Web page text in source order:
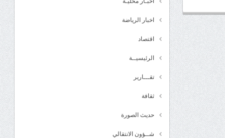
اخبار الرياضة
اقتصاد
الرئيسيــة
تقـــارير
ثقافة
حديث الصورة
شــؤون الانتقالي